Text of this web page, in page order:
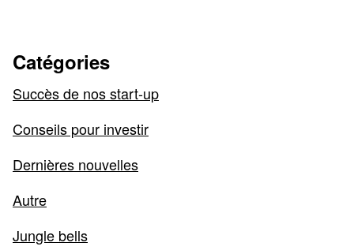
Catégories
Succès de nos start-up
Conseils pour investir
Dernières nouvelles
Autre
Jungle bells